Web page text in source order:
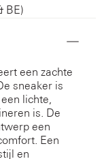
BE)
een zachte
sneaker is
lichte,
is. De
een
Een
en